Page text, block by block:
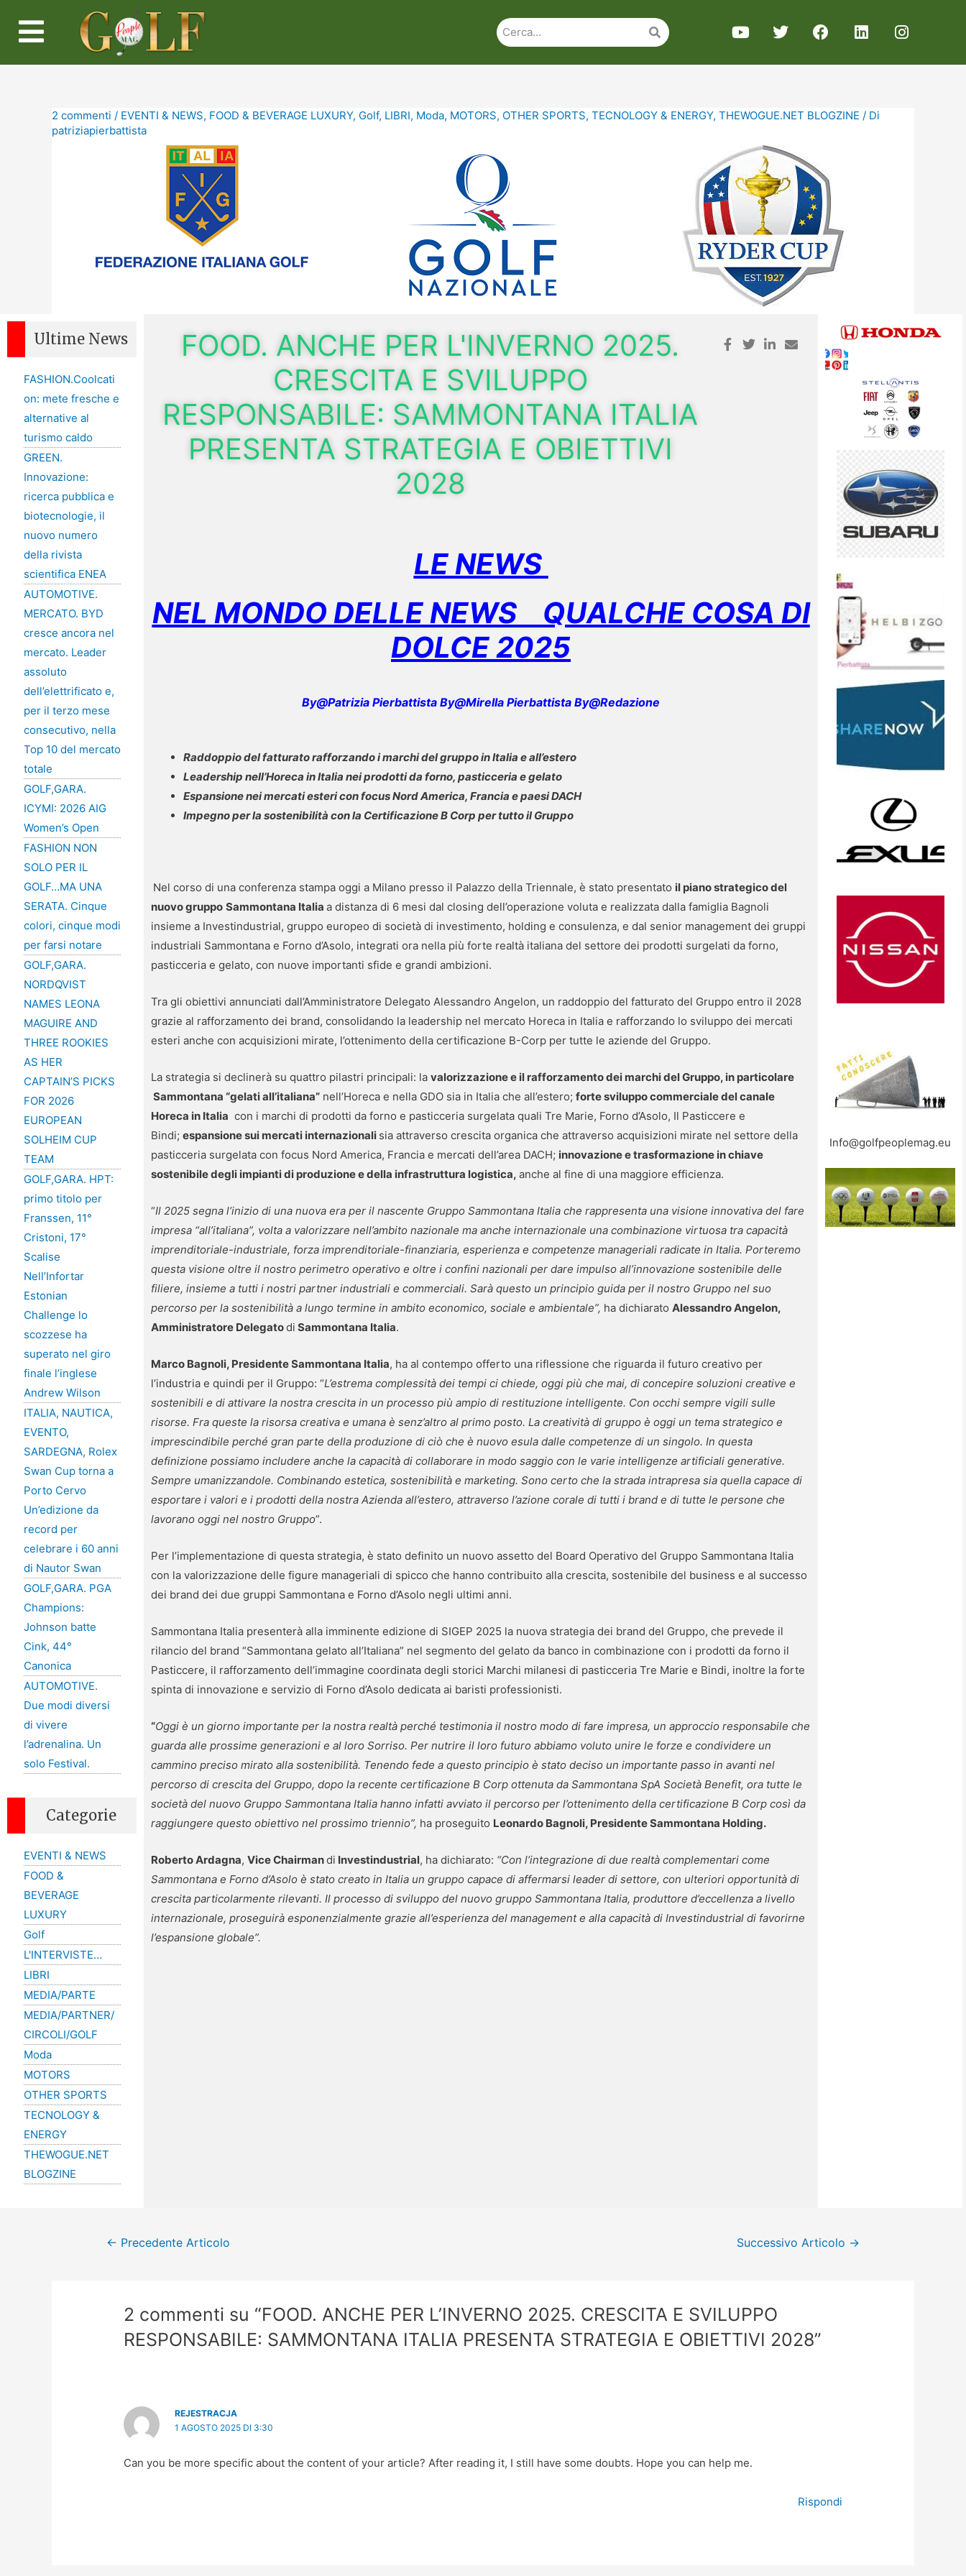
2 commenti / EVENTI & NEWS, FOOD & BEVERAGE LUXURY, Golf, LIBRI, Moda, MOTORS, OTHER SPORTS, TECNOLOGY & ENERGY, THEWOGUE.NET BLOGZINE / Di
patriziapierbattista
Ultime News
FASHION.Coolcati
on: mete fresche e
alternative al
turismo caldo
GREEN.
Innovazione:
ricerca pubblica e
biotecnologie, il
nuovo numero
della rivista
scientifica ENEA
AUTOMOTIVE.
MERCATO. BYD
cresce ancora nel
mercato. Leader
assoluto
dell’elettrificato e,
per il terzo mese
consecutivo, nella
Top 10 del mercato
totale
GOLF,GARA.
ICYMI: 2026 AIG
Women’s Open
FASHION NON
SOLO PER IL
GOLF…MA UNA
SERATA. Cinque
colori, cinque modi
per farsi notare
GOLF,GARA.
NORDQVIST
NAMES LEONA
MAGUIRE AND
THREE ROOKIES
AS HER
CAPTAIN’S PICKS
FOR 2026
EUROPEAN
SOLHEIM CUP
TEAM
GOLF,GARA. HPT:
primo titolo per
Franssen, 11°
Cristoni, 17°
Scalise
Nell’Infortar
Estonian
Challenge lo
scozzese ha
superato nel giro
finale l’inglese
Andrew Wilson
ITALIA, NAUTICA,
EVENTO,
SARDEGNA, Rolex
Swan Cup torna a
Porto Cervo
Un’edizione da
record per
celebrare i 60 anni
di Nautor Swan
GOLF,GARA. PGA
Champions:
Johnson batte
Cink, 44°
Canonica
AUTOMOTIVE.
Due modi diversi
di vivere
l’adrenalina. Un
solo Festival.
Categorie
EVENTI & NEWS
FOOD &
BEVERAGE
LUXURY
Golf
L'INTERVISTE…
LIBRI
MEDIA/PARTE
MEDIA/PARTNER/
CIRCOLI/GOLF
Moda
MOTORS
OTHER SPORTS
TECNOLOGY &
ENERGY
THEWOGUE.NET
BLOGZINE
FOOD. ANCHE PER L'INVERNO 2025.
CRESCITA E SVILUPPO
RESPONSABILE: SAMMONTANA ITALIA
PRESENTA STRATEGIA E OBIETTIVI
2028
LE NEWS
NEL MONDO DELLE NEWS QUALCHE COSA DI
DOLCE 2025
By@Patrizia Pierbattista By@Mirella Pierbattista By@Redazione
Raddoppio del fatturato rafforzando i marchi del gruppo in Italia e all’estero
Leadership nell’Horeca in Italia nei prodotti da forno, pasticceria e gelato
Espansione nei mercati esteri con focus Nord America, Francia e paesi DACH
Impegno per la sostenibilità con la Certificazione B Corp per tutto il Gruppo
Nel corso di una conferenza stampa oggi a Milano presso il Palazzo della Triennale, è stato presentato il piano strategico del
nuovo gruppo Sammontana Italiaa distanza di 6 mesi dal closing dell’operazione voluta e realizzata dalla famiglia Bagnoli
insieme a Investindustrial, gruppo europeo di società di investimento, holding e consulenza, e dal senior management dei gruppi
industriali Sammontana e Forno d’Asolo, integrati ora nella più forte realtà italiana del settore dei prodotti surgelati da forno,
pasticceria e gelato, con nuove importanti sfide e grandi ambizioni.
Tra gli obiettivi annunciati dall’Amministratore Delegato Alessandro Angelon, un raddoppio del fatturato del Gruppo entro il 2028
grazie al rafforzamento dei brand, consolidando la leadership nel mercato Horeca in Italia e rafforzando lo sviluppo dei mercati
esteri anche con acquisizioni mirate, l’ottenimento della certificazione B-Corp per tutte le aziende del Gruppo.
La strategia si declinerà su quattro pilastri principali: lavalorizzazione e il rafforzamento dei marchi del Gruppo, in particolare
Sammontana “gelati all’italiana” nell’Horeca e nella GDO sia in Italia che all’estero;forte sviluppo commerciale del canale
Horeca in Italia con i marchi di prodotti da forno e pasticceria surgelata quali Tre Marie, Forno d’Asolo, Il Pasticcere e
Bindi;espansione sui mercati internazionali sia attraverso crescita organica che attraverso acquisizioni mirate nel settore della
pasticceria surgelata con focus Nord America, Francia e mercati dell’area DACH; innovazione e trasformazione in chiave
sostenibile degli impianti di produzione e della infrastruttura logistica,anche al fine di una maggiore efficienza.
“Il 2025 segna l’inizio di una nuova era per il nascente Gruppo Sammontana Italia che rappresenta una visione innovativa del fare
impresa “all’italiana”, volta a valorizzare nell’ambito nazionale ma anche internazionale una combinazione virtuosa tra capacità
imprenditoriale-industriale, forza imprenditoriale-finanziaria, esperienza e competenze manageriali radicate in Italia. Porteremo
questa visione oltre il nostro perimetro operativo e oltre i confini nazionali per dare impulso all’innovazione sostenibile delle
filiere, insieme a tutti i nostri partner industriali e commerciali. Sarà questo un principio guida per il nostro Gruppo nel suo
percorso per la sostenibilità a lungo termine in ambito economico, sociale e ambientale”, ha dichiaratoAlessandro Angelon,
Amministratore Delegatodi Sammontana Italia.
Marco Bagnoli, Presidente Sammontana Italia, ha al contempo offerto una riflessione che riguarda il futuro creativo per
l’industria e quindi per il Gruppo: “L’estrema complessità dei tempi ci chiede, oggi più che mai, di concepire soluzioni creative e
sostenibili e di attivare la nostra crescita in un processo più ampio di restituzione intelligente. Con occhi sempre vigili sulle
risorse. Fra queste la risorsa creativa e umana è senz’altro al primo posto. La creatività di gruppo è oggi un tema strategico e
imprescindibile perché gran parte della produzione di ciò che è nuovo esula dalle competenze di un singolo. In questa
definizione possiamo includere anche la capacità di collaborare in modo saggio con le varie intelligenze artificiali generative.
Sempre umanizzandole. Combinando estetica, sostenibilità e marketing. Sono certo che la strada intrapresa sia quella capace di
esportare i valori e i prodotti della nostra Azienda all’estero, attraverso l’azione corale di tutti i brand e di tutte le persone che
lavorano oggi nel nostro Gruppo”.
Per l’implementazione di questa strategia, è stato definito un nuovo assetto del Board Operativo del Gruppo Sammontana Italia
con la valorizzazione delle figure manageriali di spicco che hanno contribuito alla crescita, sostenibile del business e al successo
dei brand dei due gruppi Sammontana e Forno d’Asolo negli ultimi anni.
Sammontana Italia presenterà alla imminente edizione di SIGEP 2025 la nuova strategia dei brand del Gruppo, che prevede il
rilancio del brand “Sammontana gelato all’Italiana” nel segmento del gelato da banco in combinazione con i prodotti da forno il
Pasticcere, il rafforzamento dell’immagine coordinata degli storici Marchi milanesi di pasticceria Tre Marie e Bindi, inoltre la forte
spinta di innovazione e servizio di Forno d’Asolo dedicata ai baristi professionisti.
“Oggi è un giorno importante per la nostra realtà perché testimonia il nostro modo di fare impresa, un approccio responsabile che
guarda alle prossime generazioni e al loro Sorriso. Per nutrire il loro futuro abbiamo voluto unire le forze e condividere un
cammino preciso mirato alla sostenibilità. Tenendo fede a questo principio è stato deciso un importante passo in avanti nel
percorso di crescita del Gruppo, dopo la recente certificazione B Corp ottenuta da Sammontana SpA Società Benefit, ora tutte le
società del nuovo Gruppo Sammontana Italia hanno infatti avviato il percorso per l’ottenimento della certificazione B Corp così da
raggiungere questo obiettivo nel prossimo triennio”, ha proseguito Leonardo Bagnoli, Presidente Sammontana Holding.
Roberto Ardagna,Vice Chairmandi Investindustrial, ha dichiarato: “Con l’integrazione di due realtà complementari come
Sammontana e Forno d’Asolo è stato creato in Italia un gruppo capace di affermarsi leader di settore, con ulteriori opportunità di
crescita particolarmente rilevanti. Il processo di sviluppo del nuovo gruppo Sammontana Italia, produttore d’eccellenza a livello
internazionale, proseguirà esponenzialmente grazie all’esperienza del management e alla capacità di Investindustrial di favorirne
l’espansione globale”.
Info@golfpeoplemag.eu
← Precedente Articolo Successivo Articolo →
2 commenti su “FOOD. ANCHE PER L’INVERNO 2025. CRESCITA E SVILUPPO
RESPONSABILE: SAMMONTANA ITALIA PRESENTA STRATEGIA E OBIETTIVI 2028”
REJESTRACJA
1 AGOSTO 2025 DI 3:30
Can you be more specific about the content of your article? After reading it, I still have some doubts. Hope you can help me.
Rispondi